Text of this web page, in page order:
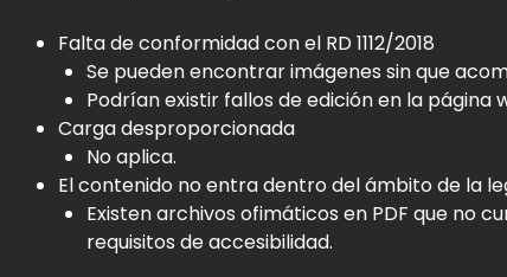
Falta de conformidad con el RD 1112/2018
Se pueden encontrar imágenes sin que
Podrían existir fallos de edición en la página
Carga desproporcionada
No aplica.
El contenido no entra dentro del ámbito de la
Existen archivos ofimáticos en PDF que no
requisitos de accesibilidad.